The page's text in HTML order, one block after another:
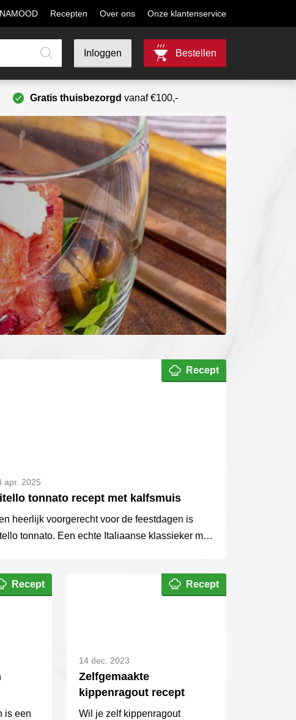
Recepten Over ons Onze klantenservice
Inloggen Bestellen
Gratis thuisbezorgd vanaf €100,-
Recept
apr. 2025
tonnato recept met kalfsmuis
heerlijk voorgerecht voor de feestdagen is
tonnato. Een echte Italiaanse klassieker met
Recept
is een
Recept
14 dec. 2023
Zelfgemaakte
kippenragout recept
Wil je zelf kippenragout